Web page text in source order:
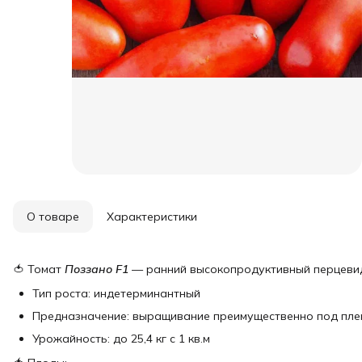
О товаре Характеристики
🍅 Томат Поззано F1 — ранний высокопродуктивный
Тип роста: индетерминантный
Предназначение: выращивание преимущественно под
Урожайность: до 25,4 кг с 1 кв.м